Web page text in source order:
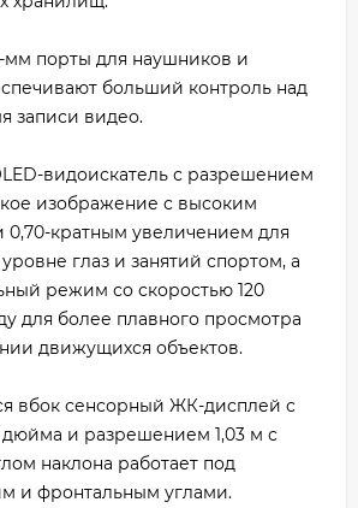
мм порты для наушников и
больший контроль над
записи видео.
видоискатель с разрешением
изображение с высоким
кратным увеличением для
глаз и занятий спортом, а
режим со скоростью 120
для более плавного просмотра
движущихся объектов.
вбок сенсорный ЖК-дисплей с
дюйма и разрешением 1,03 м с
наклона работает под
и фронтальным углами.